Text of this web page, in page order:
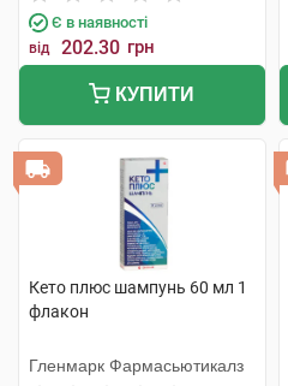
Є в наявності
від 202.30 грн
КУПИТИ
Кето плюс шампунь 60 мл 1
флакон
Гленмарк Фармасьютикалз